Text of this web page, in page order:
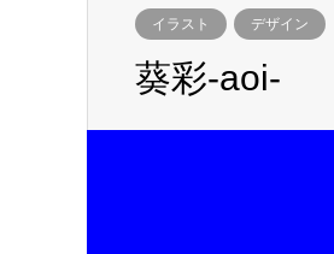
イラスト デザイン
葵彩-aoi-